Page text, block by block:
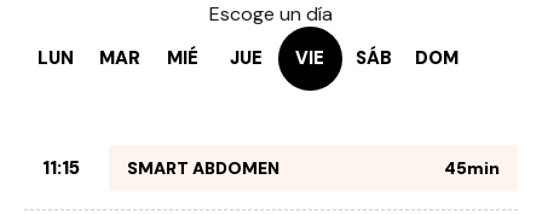
Escoge un día
LUN MAR MIÉ JUE VIE SÁB DOM
11:15 SMART ABDOMEN 45min